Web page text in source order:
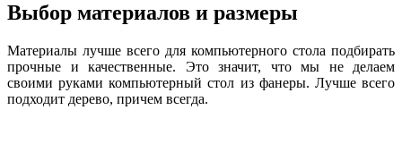
Выбор материалов и размеры
Материалы лучше всего для компьютерного стола подбирать
прочные и качественные. Это значит, что мы не делаем
своими руками компьютерный стол из фанеры. Лучше всего
подходит дерево, причем всегда.